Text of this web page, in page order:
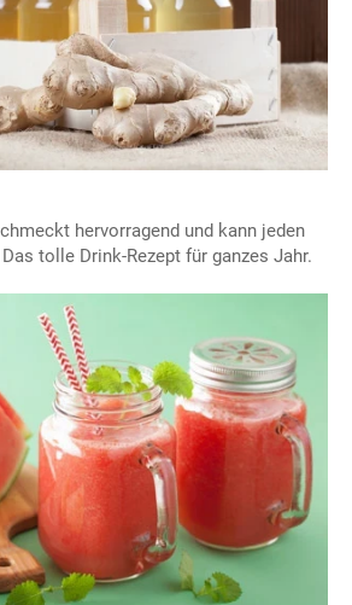
hervorragend und kann jeden
tolle Drink-Rezept für ganzes Jahr.